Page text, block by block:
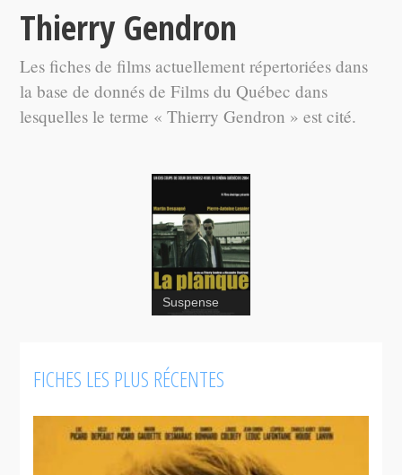
Thierry Gendron
Les fiches de films actuellement répertoriées dans
la base de donnés de Films du Québec dans
lesquelles le terme « Thierry Gendron » est cité.
Suspense
FICHES LES PLUS RÉCENTES